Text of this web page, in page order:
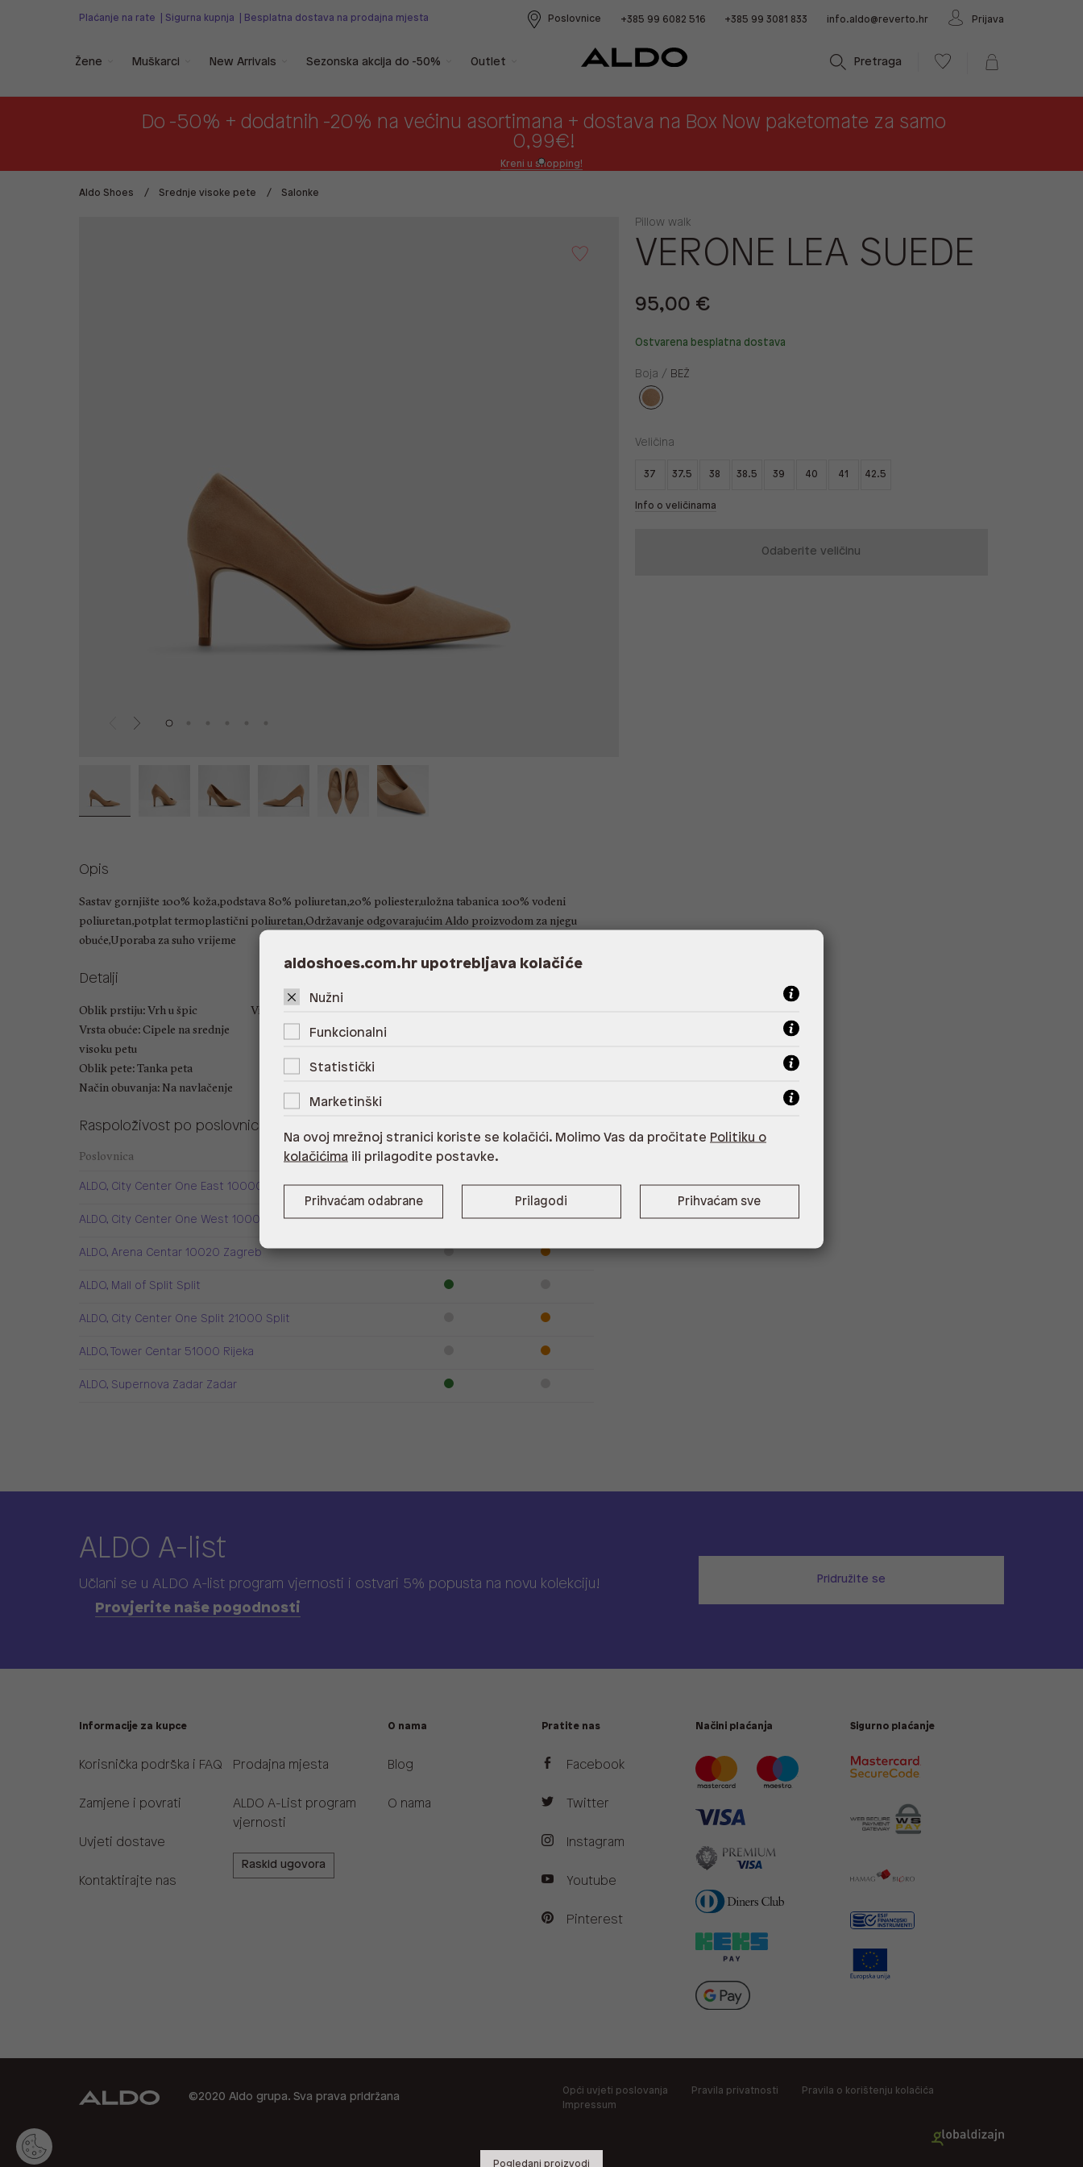
Plaćanje na rate Sigurna kupnja Besplatna dostava na prodajna mjesta Poslovnice +385 99 6082 516 +385 99 3081 833 info.aldo@reverto.hr Prijava
Pretraga
Žene Muškarci New Arrivals Sezonska akcija do -50% Outlet
Do -50% + dodatnih -20% na većinu asortimana + dostava na Box Now paketomate za samo
0,99€!
Kreni u shopping!
Aldo Shoes Srednje visoke pete Salonke
Pillow walk
VERONE LEA SUEDE
95,00 €
Ostvarena besplatna dostava
Boja / BEŽ
Veličina
37 37.5 38 38.5 39 40 41 42.5
Info o veličinama
Odaberite veličinu
Opis
Sastav gornjište 100% koža,podstava 80% poliuretan,20% poliester,uložna tabanica 100% vodeni
poliuretan,potplat termoplastični poliuretan,Održavanje odgovarajućim Aldo proizvodom za njegu
obuće,Uporaba za suho vrijeme
Detalji
Oblik prstiju: Vrh u špic
Vrsta obuće: Cipele na srednje
visoku petu
Oblik pete: Tanka peta
Način obuvanja: Na navlačenje
Visina pete: 10.16 cm
Raspoloživost po poslovnicama
Poslovnica Dostupno
ALDO, City Center One East 10000 Zagreb
ALDO, City Center One West 10000 Zagreb
ALDO, Arena Centar 10020 Zagreb
ALDO, Mall of Split Split
ALDO, City Center One Split 21000 Split
ALDO, Tower Centar 51000 Rijeka
ALDO, Supernova Zadar Zadar
ALDO A-list
Učlani se u ALDO A-list program vjernosti i ostvari 5% popusta na novu kolekciju!
Provjerite naše pogodnosti
Pridružite se
Informacije za kupce
Korisnička podrška i FAQ
Zamjene i povrati
Uvjeti dostave
Kontaktirajte nas
Prodajna mjesta
ALDO A-List program
vjernosti
Raskid ugovora
O nama
Blog
O nama
Pratite nas
Facebook
Twitter
Instagram
Youtube
Pinterest
Načini plaćanja Sigurno plaćanje
©2020 Aldo grupa. Sva prava pridržana
Opći uvjeti poslovanja Pravila privatnosti
Pravila o korištenju kolačića
Impressum
Pogledani proizvodi
aldoshoes.com.hr upotrebljava kolačiće
Nužni
Funkcionalni
Statistički
Marketinški
Na ovoj mrežnoj stranici koriste se kolačići. Molimo Vas da pročitate Politiku o
kolačićima ili prilagodite postavke.
Prihvaćam odabrane Prilagodi Prihvaćam sve